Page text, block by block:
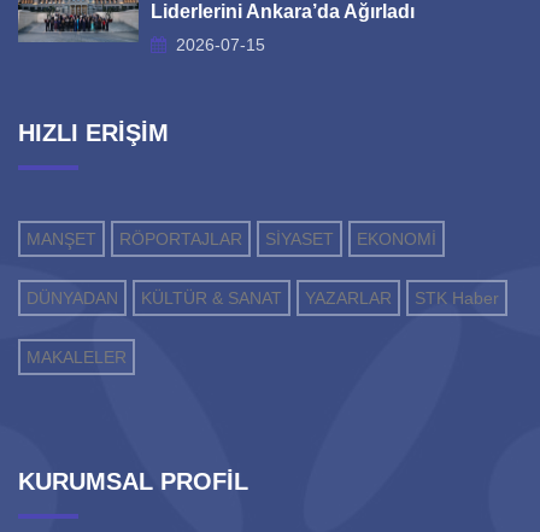
Liderlerini Ankara’da Ağırladı
2026-07-15
HIZLI ERİŞİM
MANŞET RÖPORTAJLAR SİYASET EKONOMİ
DÜNYADAN KÜLTÜR & SANAT YAZARLAR STK Haber
MAKALELER
KURUMSAL PROFİL